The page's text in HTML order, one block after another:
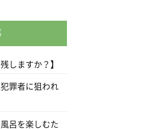
しますか？】
罪者に狙われ
呂を楽しむた